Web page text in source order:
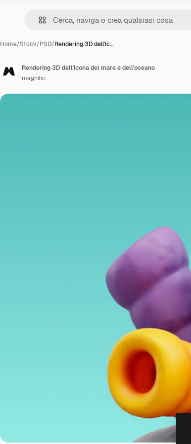
Home/Stock/PSD/Rendering 3D dell'ic…
Rendering 3D dell'icona del mare e dell'oceano
magnific